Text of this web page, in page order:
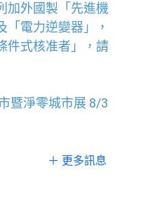
加外國製「先進機
「電力逆變器」，
件式核准者」，請
暨淨零城市展 8/3
＋ 更多訊息